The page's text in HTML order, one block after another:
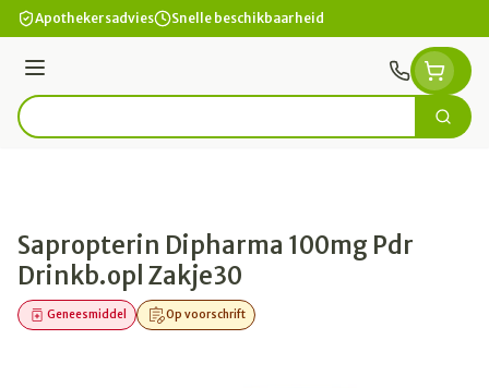
Ga naar de inhoud
Apothekersadvies Snelle beschikbaarheid
Menu
Product, merk, categorie... Zoek
Sapropterin Dipharma 100mg Pdr
Drinkb.opl Zakje30
Op voorschrift
Geneesmiddel